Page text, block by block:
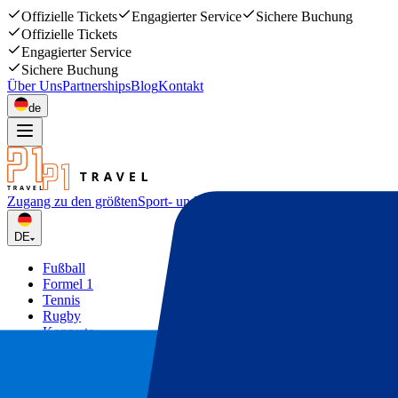
Offizielle Tickets Engagierter Service
Sichere Buchung
Offizielle Tickets
Engagierter Service
Sichere Buchung
Über UnsPartnershipsBlogKontakt
de
Zugang zu den größtenSport- und Musikevents
DE
Fußball
Formel 1
Tennis
Rugby
Konzerte